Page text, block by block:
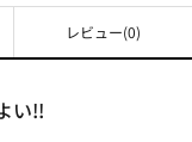
い!!
レビュー(0)